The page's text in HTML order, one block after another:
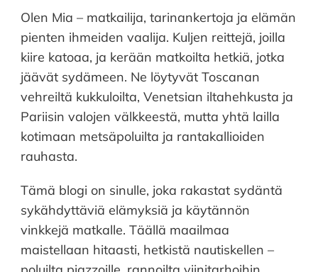
Olen Mia – matkailija, tarinankertoja ja elämän
pienten ihmeiden vaalija. Kuljen reittejä, joilla
kiire katoaa, ja kerään matkoilta hetkiä, jotka
jäävät sydämeen. Ne löytyvät Toscanan
vehreiltä kukkuloilta, Venetsian iltahehkusta ja
Pariisin valojen välkkeestä, mutta yhtä lailla
kotimaan metsäpoluilta ja rantakallioiden
rauhasta.
Tämä blogi on sinulle, joka rakastat sydäntä
sykähdyttäviä elämyksiä ja käytännön
vinkkejä matkalle. Täällä maailmaa
maistellaan hitaasti, hetkistä nautiskellen –